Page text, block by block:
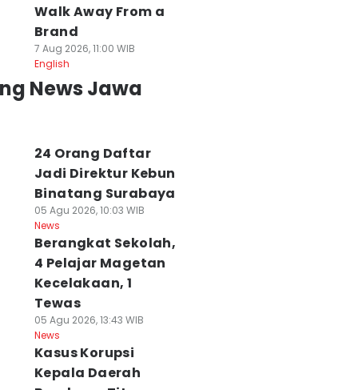
Walk Away From a
Brand
7 Aug 2026, 11:00 WIB
English
News Jawa
24 Orang Daftar
Jadi Direktur Kebun
Binatang Surabaya
05 Agu 2026, 10:03 WIB
News
Berangkat Sekolah,
4 Pelajar Magetan
Kecelakaan, 1
Tewas
05 Agu 2026, 13:43 WIB
News
Kasus Korupsi
Kepala Daerah